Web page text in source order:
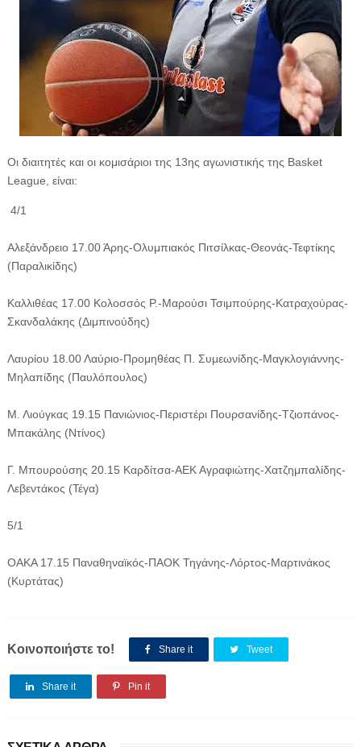
Οι διαιτητές και οι κομισάριοι της 13ης αγωνιστικής της Basket
League, είναι:
4/1
Αλεξάνδρειο 17.00 Άρης-Ολυμπιακός Πιτσίλκας-Θεονάς-Τεφτίκης
(Παραλικίδης)
Καλλιθέας 17.00 Κολοσσός Ρ.-Μαρούσι Τσιμπούρης-Κατραχούρας-
Σκανδαλάκης (Διμπινούδης)
Λαυρίου 18.00 Λαύριο-Προμηθέας Π. Συμεωνίδης-Μαγκλογιάννης-
Μηλαπίδης (Παυλόπουλος)
Μ. Λιούγκας 19.15 Πανιώνιος-Περιστέρι Πουρσανίδης-Τζιοπάνος-
Μπακάλης (Ντίνος)
Γ. Μπουρούσης 20.15 Καρδίτσα-ΑΕΚ Αγραφιώτης-Χατζημπαλίδης-
Λεβεντάκος (Τέγα)
5/1
ΟΑΚΑ 17.15 Παναθηναϊκός-ΠΑΟΚ Τηγάνης-Λόρτος-Μαρτινάκος
(Κυρτάτας)
Κοινοποιήστε το! Share it Tweet
Share it Pin it